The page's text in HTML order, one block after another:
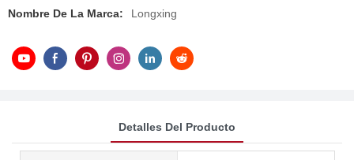
Nombre De La Marca:
Longxing
Detalles Del Producto